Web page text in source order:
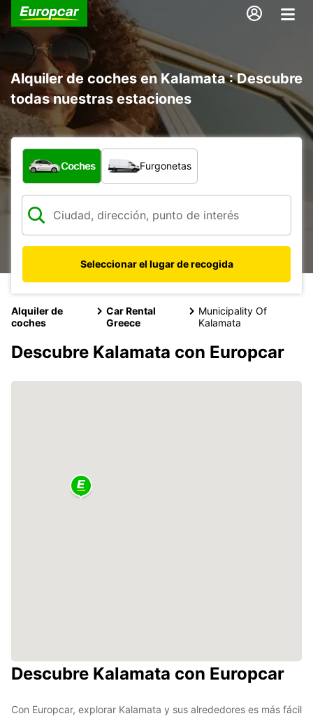
Alquiler de coches en Kalamata : Descubre
todas nuestras estaciones
¿Qué tipo de vehículo?
Coches Furgonetas
Seleccionar el lugar de recogida
Alquiler de
coches
Car Rental
Greece
Municipality Of
Kalamata
Descubre Kalamata con Europcar
Descubre Kalamata con Europcar
Con Europcar, explorar Kalamata y sus alrededores es más fácil